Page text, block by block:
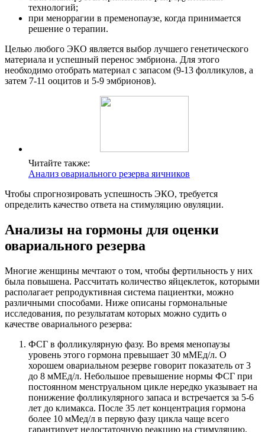
технологий;
при меноррагии в пременопаузе, когда принимается
решение о терапии.
Целью любого ЭКО является выбор лучшего генетического
материала и успешный перенос эмбриона. Для этого
необходимо отобрать материал с запасом (9-13 фолликулов, а
затем 7-11 ооцитов и 5-9 эмбрионов).
Читайте также:
Анализ овариального резерва яичников
Чтобы спрогнозировать успешность ЭКО, требуется
определить качество ответа на стимуляцию овуляции.
Анализы на гормоны для оценки
овариального резерва
Многие женщины мечтают о том, чтобы фертильность у них
была повышена. Рассчитать количество яйцеклеток, которыми
располагает репродуктивная система пациентки, можно
различными способами. Ниже описаны гормональные
исследования, по результатам которых можно судить о
качестве овариального резерва:
ФСГ в фолликулярную фазу. Во время менопаузы
уровень этого гормона превышает 30 мМЕд/л. О
хорошем овариальном резерве говорит показатель от 3
до 8 мМEд/л. Небольшое превышение нормы ФСГ при
постоянном менструальном цикле нередко указывает на
понижение фолликулярного запаса и встречается за 5-6
лет до климакса. После 35 лет концентрация гормона
более 10 мМед/л в первую фазу цикла чаще всего
гарантирует недостаточную реакцию на стимуляцию.